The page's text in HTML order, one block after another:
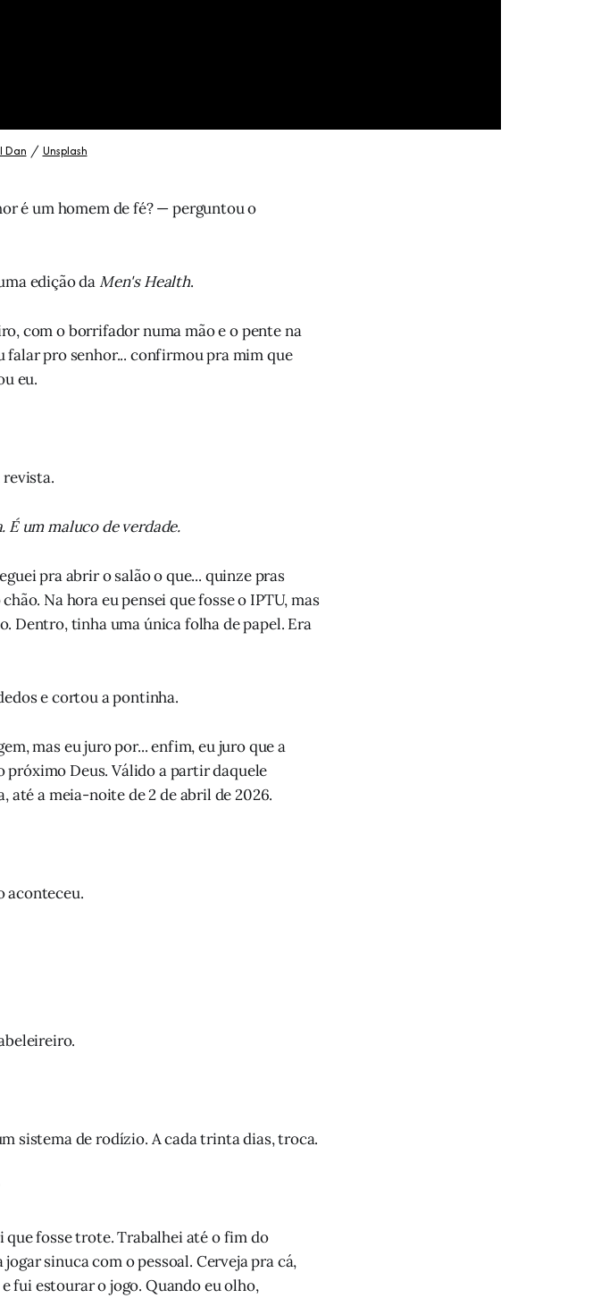
Dan / Unsplash
é um homem de fé? — perguntou o
edição daMen's Health.
com o borrifador numa mão e o pente na
pro senhor... confirmou pra mim que
eu.
revista.
É um maluco de verdade.
pra abrir o salão o que... quinze pras
Na hora eu pensei que fosse o IPTU, mas
Dentro, tinha uma única folha de papel. Era
e cortou a pontinha.
mas eu juro por... enfim, eu juro que a
próximo Deus. Válido a partir daquele
até a meia-noite de 2 de abril de 2026.
aconteceu.
sistema de rodízio. A cada trinta dias, troca.
fosse trote. Trabalhei até o fim do
sinuca com o pessoal. Cerveja pra cá,
fui estourar o jogo. Quando eu olho,